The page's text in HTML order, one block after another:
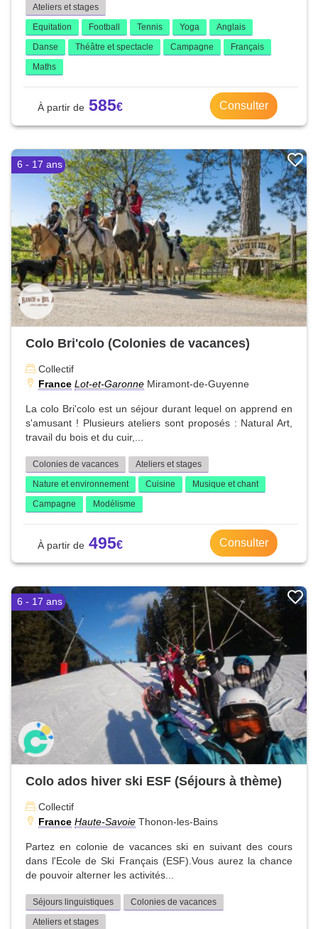
Ateliers et stages
Equitation
Football Tennis Yoga
Anglais
Danse
Théâtre et spectacle Campagne
Français
Maths
585 Consulter
6 - 17 ans
Colo Bri'colo (Colonies de vacances)
Collectif
France Lot-et-Garonne Miramont-de-Guyenne
La colo Bri'colo est un séjour durant lequel on apprend en
s'amusant ! Plusieurs ateliers sont proposés : Natural Art,
travail du bois et du cuir,...
Colonies de vacances
Ateliers et stages
Nature et environnement
Cuisine
Musique et chant
Campagne
Modélisme
495 Consulter
6 - 17 ans
Colo ados hiver ski ESF (Séjours à thème)
Collectif
France Haute-Savoie Thonon-les-Bains
Partez en colonie de vacances ski en suivant des cours
dans l'Ecole de Ski Français (ESF).Vous aurez la chance
de pouvoir alterner les activités...
Séjours linguistiques
Colonies de vacances
Ateliers et stages